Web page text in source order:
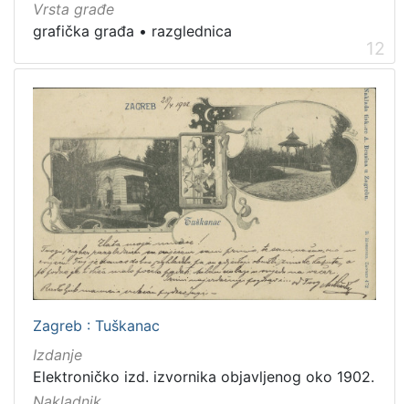
Vrsta građe
grafička građa • razglednica
12
Zagreb : Tuškanac
Izdanje
Elektroničko izd. izvornika objavljenog oko 1902.